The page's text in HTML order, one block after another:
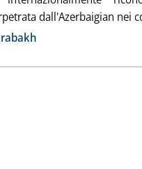
dall'Azerbaigian nei